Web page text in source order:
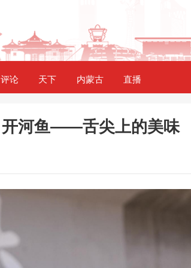
评论 天下 内蒙古 直播
开河鱼——舌尖上的美味